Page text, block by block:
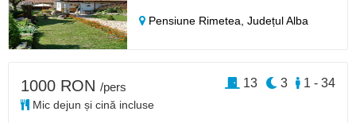
Pensiune Rimetea,Județul Alba
1000 RON /pers
Mic dejun și cină incluse
1 - 34
3
13